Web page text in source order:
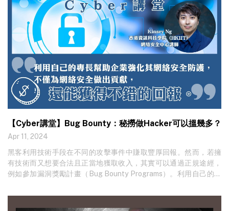
【Cyber講堂】Bug Bounty：秘撈做Hacker可以搵幾多？
Apr 11, 2024
黑客利用技術手段在不同的攻擊事件中賺取豐厚回報。然而，若擁
有技術而又想要合法且正當地獲取收入，其實可以通過正規途經，
例如參加漏洞獎勵計畫（Bug Bounty Programs）。利用自己的專